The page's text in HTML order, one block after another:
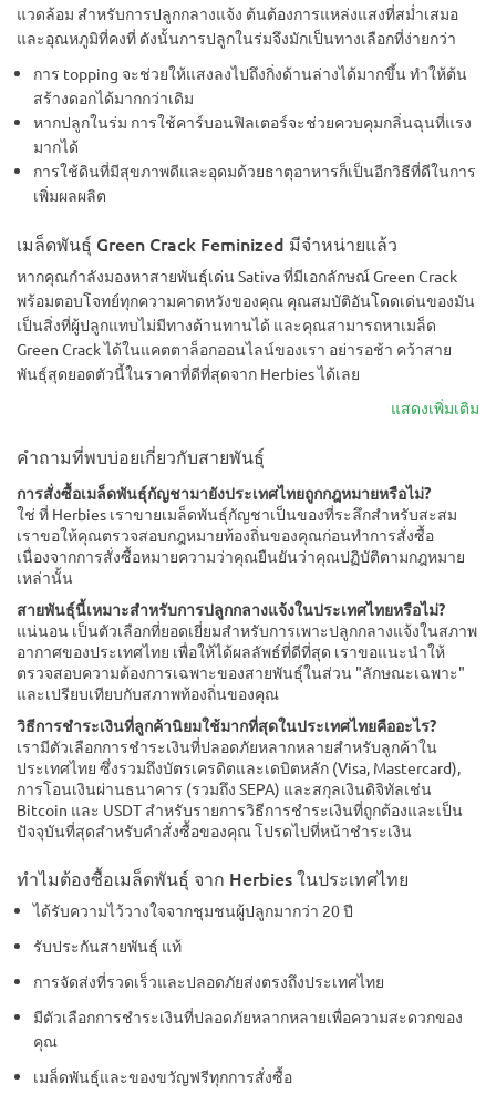
แวดล้อม สำหรับการปลูกกลางแจ้ง ต้นต้องการแหล่งแสงที่สม่ำเสมอ
และอุณหภูมิที่คงที่ ดังนั้นการปลูกในร่มจึงมักเป็นทางเลือกที่ง่ายกว่า
การ topping จะช่วยให้แสงลงไปถึงกิ่งด้านล่างได้มากขึ้น ทำให้ต้น
สร้างดอกได้มากกว่าเดิม
หากปลูกในร่ม การใช้คาร์บอนฟิลเตอร์จะช่วยควบคุมกลิ่นฉุนที่แรง
มากได้
การใช้ดินที่มีสุขภาพดีและอุดมด้วยธาตุอาหารก็เป็นอีกวิธีที่ดีในการ
เพิ่มผลผลิต
เมล็ดพันธุ์ Green Crack Feminized มีจำหน่ายแล้ว
หากคุณกำลังมองหาสายพันธุ์เด่น Sativa ที่มีเอกลักษณ์ Green Crack
พร้อมตอบโจทย์ทุกความคาดหวังของคุณ คุณสมบัติอันโดดเด่นของมัน
เป็นสิ่งที่ผู้ปลูกแทบไม่มีทางต้านทานได้ และคุณสามารถหาเมล็ด
Green Crack ได้ในแคตตาล็อกออนไลน์ของเรา อย่ารอช้า คว้าสาย
พันธุ์สุดยอดตัวนี้ในราคาที่ดีที่สุดจาก Herbies ได้เลย
แสดงเพิ่มเติม
คำถามที่พบบ่อยเกี่ยวกับสายพันธุ์
การสั่งซื้อเมล็ดพันธุ์กัญชามายังประเทศไทยถูกกฎหมายหรือไม่?
ใช่ ที่ Herbies เราขายเมล็ดพันธุ์กัญชาเป็นของที่ระลึกสำหรับสะสม
เราขอให้คุณตรวจสอบกฎหมายท้องถิ่นของคุณก่อนทำการสั่งซื้อ
เนื่องจากการสั่งซื้อหมายความว่าคุณยืนยันว่าคุณปฏิบัติตามกฎหมาย
เหล่านั้น
สายพันธุ์นี้เหมาะสำหรับการปลูกกลางแจ้งในประเทศไทยหรือไม่?
แน่นอน เป็นตัวเลือกที่ยอดเยี่ยมสำหรับการเพาะปลูกกลางแจ้งในสภาพ
อากาศของประเทศไทย เพื่อให้ได้ผลลัพธ์ที่ดีที่สุด เราขอแนะนำให้
ตรวจสอบความต้องการเฉพาะของสายพันธุ์ในส่วน "ลักษณะเฉพาะ"
และเปรียบเทียบกับสภาพท้องถิ่นของคุณ
วิธีการชำระเงินที่ลูกค้านิยมใช้มากที่สุดในประเทศไทยคืออะไร?
เรามีตัวเลือกการชำระเงินที่ปลอดภัยหลากหลายสำหรับลูกค้าใน
ประเทศไทย ซึ่งรวมถึงบัตรเครดิตและเดบิตหลัก (Visa, Mastercard),
การโอนเงินผ่านธนาคาร (รวมถึง SEPA) และสกุลเงินดิจิทัลเช่น
Bitcoin และ USDT สำหรับรายการวิธีการชำระเงินที่ถูกต้องและเป็น
ปัจจุบันที่สุดสำหรับคำสั่งซื้อของคุณ โปรดไปที่หน้าชำระเงิน
ทำไมต้องซื้อเมล็ดพันธุ์ จาก Herbies ในประเทศไทย
ได้รับความไว้วางใจจากชุมชนผู้ปลูกมากว่า 20 ปี
รับประกันสายพันธุ์ แท้
การจัดส่งที่รวดเร็วและปลอดภัยส่งตรงถึงประเทศไทย
มีตัวเลือกการชำระเงินที่ปลอดภัยหลากหลายเพื่อความสะดวกของ
คุณ
เมล็ดพันธุ์และของขวัญฟรีทุกการสั่งซื้อ